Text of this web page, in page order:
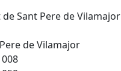
Sant Pere de Vilamajor
de Vilamajor